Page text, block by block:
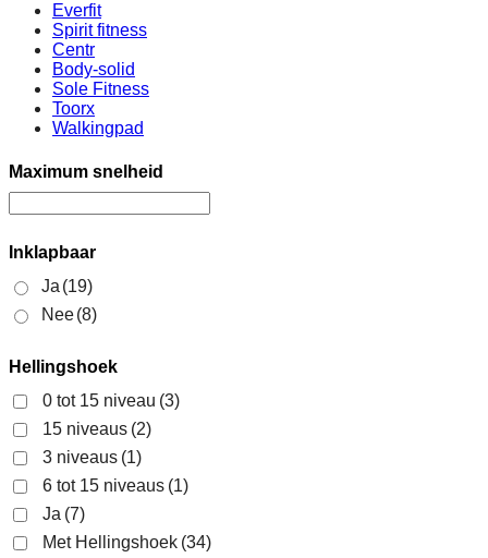
Everfit
Spirit fitness
Centr
Body-solid
Sole Fitness
Toorx
Walkingpad
Maximum snelheid
Inklapbaar
Ja (19)
Nee(8)
Hellingshoek
0 tot 15 niveau (3)
15 niveaus (2)
3 niveaus (1)
6 tot 15 niveaus (1)
Ja (7)
Met Hellingshoek (34)